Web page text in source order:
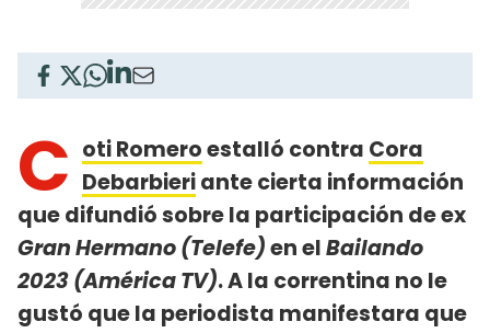
C oti Romeroestalló contra Cora
Debarbieriante cierta información
que difundió sobre la participación de ex
Gran Hermano (Telefe)en elBailando
2023 (América TV). A la correntina no le
gustó que la periodista manifestara que